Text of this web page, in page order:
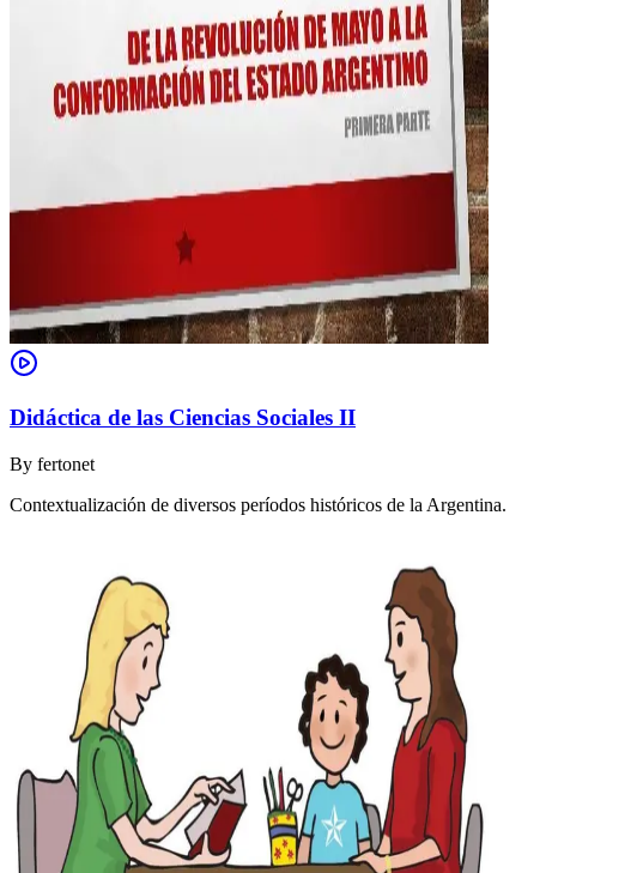
Didáctica de las Ciencias Sociales II
By fertonet
Contextualización de diversos períodos históricos de la Argentina.